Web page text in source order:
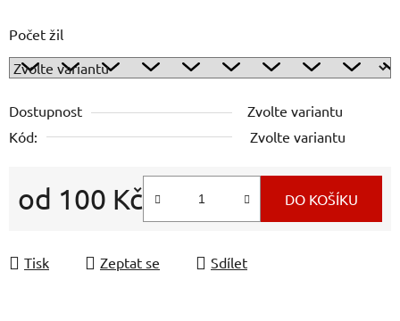
Počet žil
Dostupnost
Zvolte variantu
Kód:
Zvolte variantu
od 100 Kč DO KOŠÍKU
Tisk Zeptat se Sdílet